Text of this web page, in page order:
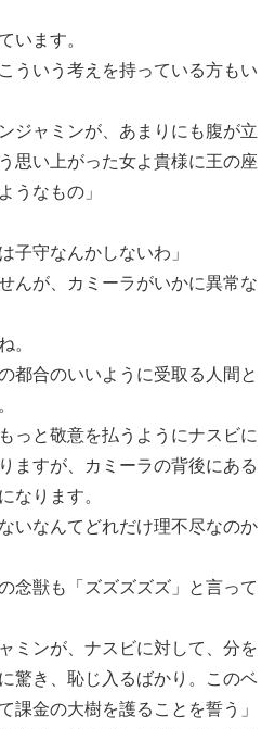
います。
ういう考えを持っている方もい
ジャミンが、あまりにも腹が立
思い上がった女よ貴様に王の座
うなもの」
子守なんかしないわ」
んが、カミーラがいかに異常な
。
都合のいいように受取る人間と
っと敬意を払うようにナスビに
ますが、カミーラの背後にある
なります。
いなんてどれだけ理不尽なのか
念獣も「ズズズズズ」と言って
ミンが、ナスビに対して、分を
驚き、恥じ入るばかり。このベ
課金の大樹を護ることを誓う」